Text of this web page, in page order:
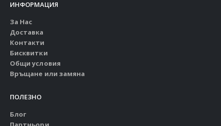
ИНФОРМАЦИЯ
За Нас
Доставка
Контакти
Бисквитки
Общи условия
Връщане или замяна
ПОЛЕЗНО
Блог